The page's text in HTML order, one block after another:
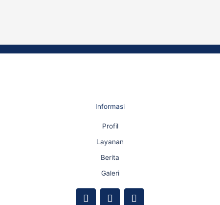
Informasi
Profil
Layanan
Berita
Galeri
F
a
Y
o
I
n